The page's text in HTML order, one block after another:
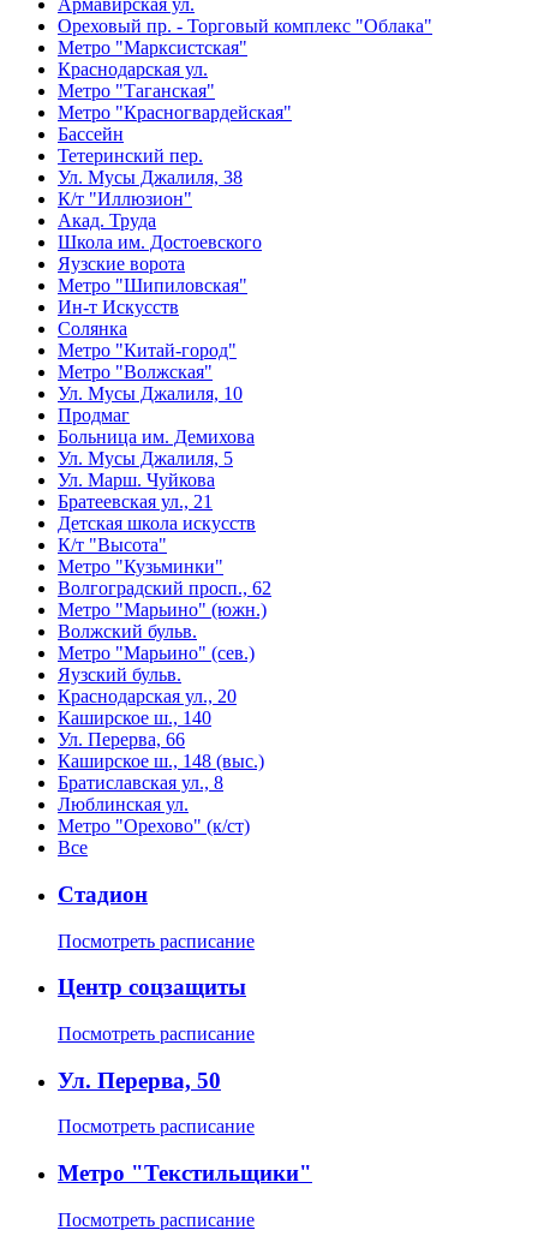
Армавирская ул.
Ореховый пр. - Торговый комплекс "Облака"
Метро "Марксистская"
Краснодарская ул.
Метро "Таганская"
Метро "Красногвардейская"
Бассейн
Тетеринский пер.
Ул. Мусы Джалиля, 38
К/т "Иллюзион"
Акад. Труда
Школа им. Достоевского
Яузские ворота
Метро "Шипиловская"
Ин-т Искусств
Солянка
Метро "Китай-город"
Метро "Волжская"
Ул. Мусы Джалиля, 10
Продмаг
Больница им. Демихова
Ул. Мусы Джалиля, 5
Ул. Марш. Чуйкова
Братеевская ул., 21
Детская школа искусств
К/т "Высота"
Метро "Кузьминки"
Волгоградский просп., 62
Метро "Марьино" (южн.)
Волжский бульв.
Метро "Марьино" (сев.)
Яузский бульв.
Краснодарская ул., 20
Каширское ш., 140
Ул. Перерва, 66
Каширское ш., 148 (выс.)
Братиславская ул., 8
Люблинская ул.
Метро "Орехово" (к/ст)
Все
Стадион
Посмотреть расписание
Центр соцзащиты
Посмотреть расписание
Ул. Перерва, 50
Посмотреть расписание
Метро "Текстильщики"
Посмотреть расписание